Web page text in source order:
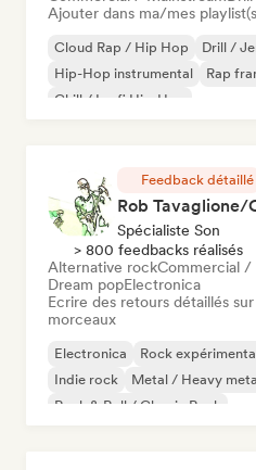
Ajouter dans ma/mes
Cloud Rap / Hip Hop Drill /
Hip-Hop instrumental
Rap
Chill / Lo-fi Hip-Hop
Feedback détaillé
Rob Tavaglione/
Spécialiste Son
> 800 feedbacks réalisés
Alternative rockCommercial /
Dream popElectronica
Ecrire des retours détaillés
morceaux
Electronica Rock
Indie rock
Metal / Heavy
Rock & Roll / Classic Rock